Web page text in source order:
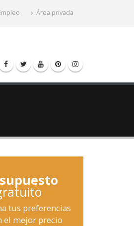
Área privada
tus preferencias
el mejor precio